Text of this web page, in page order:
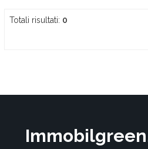
Totali risultati: 0